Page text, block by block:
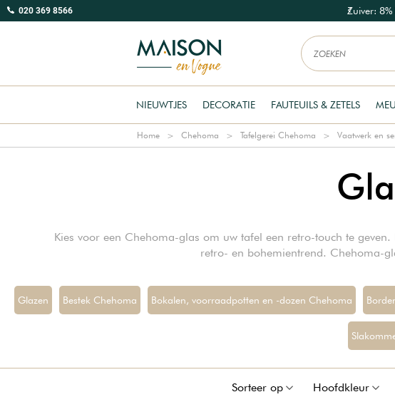
020 369 8566 Zuiver:
NIEUWTJES DECORATIE FAUTEUILS & ZETELS
Home Chehoma Tafelgerei Chehoma Vaatwerk en
Kies voor een Chehoma-glas om uw tafel een retro-touch te
retro- en bohemientrend. Chehoma-
Glazen Bestek Chehoma Bokalen, voorraadpotten en -dozen Chehoma
Sorteer op Hoofdkleur